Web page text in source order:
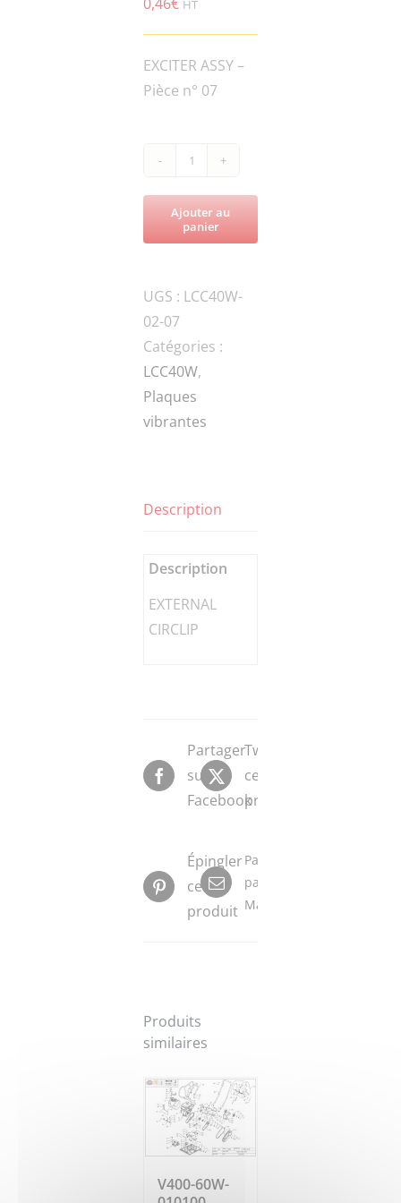
HT
EXCITER ASSY –
Pièce n° 07
quantité
de
LCC40W-
CS.RG30
CIRCLIP
Ajouter au
panier
UGS : LCC40W-
02-07
Catégories :
LCC40W,
Plaques
vibrantes
Description
Description
EXTERNAL
CIRCLIP
Partager
sur
Facebook
Tweeter
ce
produit
Épingler
ce
produit
Partager
par
Mail
Produits
similaires
V400-60W-